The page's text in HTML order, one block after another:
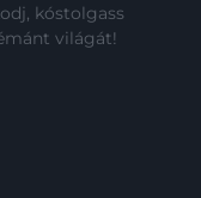
kóstolgass
világát!